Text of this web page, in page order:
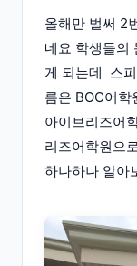
올해만 벌써 2
네요 학생들의
게 되는데 스
름은 BOC어학
아이브리즈어
리즈어학원으
하나하나 알아